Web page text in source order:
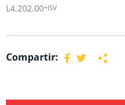
L 4,202.00+ISV
Compartir: